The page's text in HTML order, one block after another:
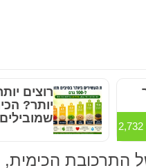
2,732
רוצים
יותר?
של התרכובת